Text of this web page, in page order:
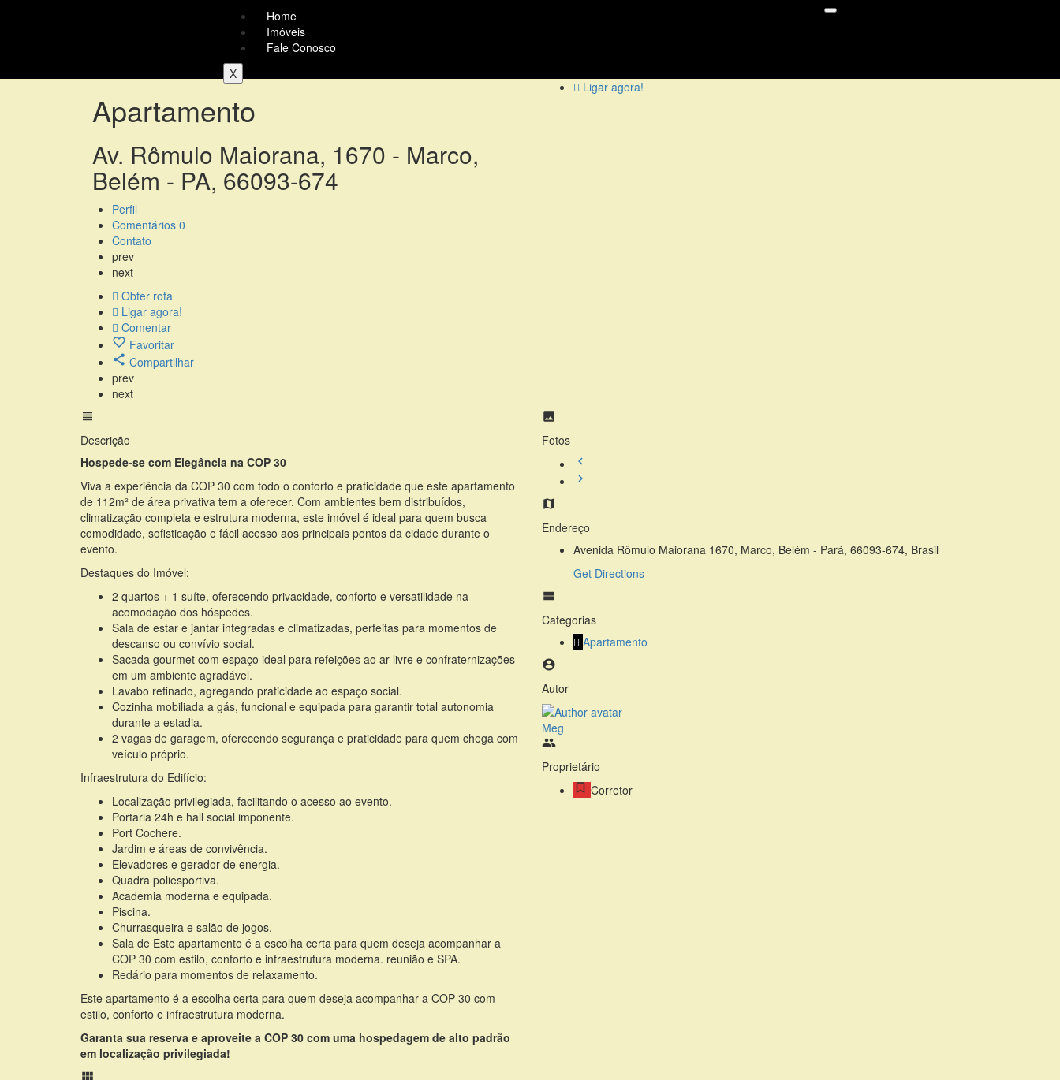
Home
Imóveis
Fale Conosco
X
Apartamento
Av. Rômulo Maiorana, 1670 - Marco,
Belém - PA, 66093-674
Ligar agora!
Perfil
Comentários 0
Contato
prev
next
Obter rota
Ligar agora!
Comentar
Favoritar
Compartilhar
prev
next
Descrição
Hospede-se com Elegância na COP 30
Viva a experiência da COP 30 com todo o conforto e praticidade que este apartamento
de 112m² de área privativa tem a oferecer. Com ambientes bem distribuídos,
climatização completa e estrutura moderna, este imóvel é ideal para quem busca
comodidade, sofisticação e fácil acesso aos principais pontos da cidade durante o
evento.
Destaques do Imóvel:
2 quartos + 1 suíte, oferecendo privacidade, conforto e versatilidade na
acomodação dos hóspedes.
Sala de estar e jantar integradas e climatizadas, perfeitas para momentos de
descanso ou convívio social.
Sacada gourmet com espaço ideal para refeições ao ar livre e confraternizações
em um ambiente agradável.
Lavabo refinado, agregando praticidade ao espaço social.
Cozinha mobiliada a gás, funcional e equipada para garantir total autonomia
durante a estadia.
2 vagas de garagem, oferecendo segurança e praticidade para quem chega com
veículo próprio.
Infraestrutura do Edifício:
Localização privilegiada, facilitando o acesso ao evento.
Portaria 24h e hall social imponente.
Port Cochere.
Jardim e áreas de convivência.
Elevadores e gerador de energia.
Quadra poliesportiva.
Academia moderna e equipada.
Piscina.
Churrasqueira e salão de jogos.
Sala de Este apartamento é a escolha certa para quem deseja acompanhar a
COP 30 com estilo, conforto e infraestrutura moderna. reunião e SPA.
Redário para momentos de relaxamento.
Este apartamento é a escolha certa para quem deseja acompanhar a COP 30 com
estilo, conforto e infraestrutura moderna.
Garanta sua reserva e aproveite a COP 30 com uma hospedagem de alto padrão
em localização privilegiada!
Fotos
Endereço
Avenida Rômulo Maiorana 1670, Marco, Belém - Pará, 66093-674, Brasil
Get Directions
Categorias
Apartamento
Autor
Meg
Proprietário
Corretor